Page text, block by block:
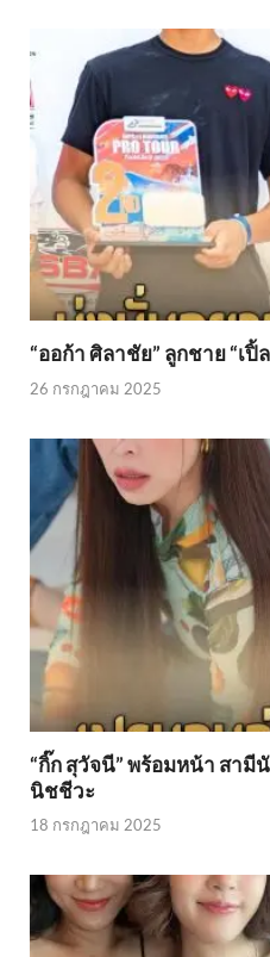
“ออก้า ศิลาชัย” ลูกชาย “เปิ้
26 กรกฎาคม 2025
“กิ๊ก สุวัจนี” พร้อมหน้า สา
นิชชีวะ
18 กรกฎาคม 2025